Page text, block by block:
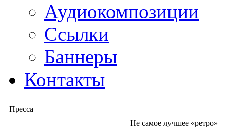
Аудиокомпозиции
Ссылки
Баннеры
Контакты
Пресса
Не самое лучшее «ретро»